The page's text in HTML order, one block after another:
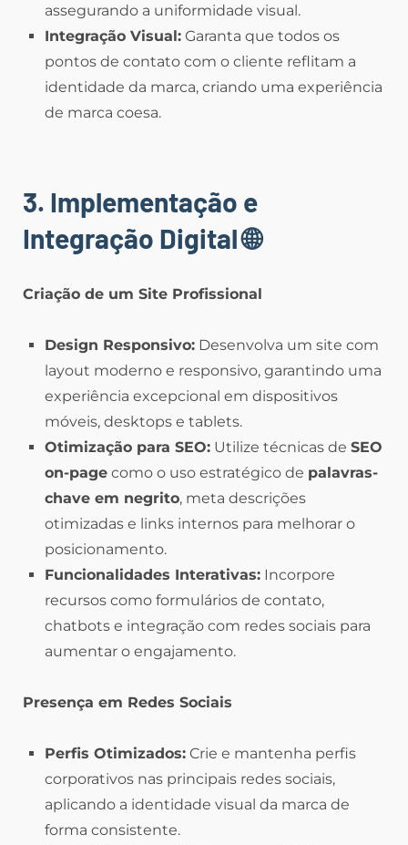
assegurando a uniformidade visual.
Integração Visual: Garanta que todos os
pontos de contato com o cliente reflitam a
identidade da marca, criando uma experiência
de marca coesa.
3. Implementação e
Integração Digital🌐
Criação de um Site Profissional
Design Responsivo: Desenvolva um site com
layout moderno e responsivo, garantindo uma
experiência excepcional em dispositivos
móveis, desktops e tablets.
Otimização para SEO: Utilize técnicas de SEO
on-page como o uso estratégico de palavras-
chave em negrito, meta descrições
otimizadas e links internos para melhorar o
posicionamento.
Funcionalidades Interativas: Incorpore
recursos como formulários de contato,
chatbots e integração com redes sociais para
aumentar o engajamento.
Presença em Redes Sociais
Perfis Otimizados: Crie e mantenha perfis
corporativos nas principais redes sociais,
aplicando a identidade visual da marca de
forma consistente.